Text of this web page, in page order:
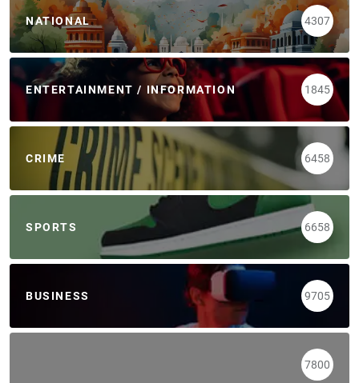
NATIONAL 4307
ENTERTAINMENT / INFORMATION 1845
CRIME 6458
SPORTS 6658
BUSINESS 9705
7800